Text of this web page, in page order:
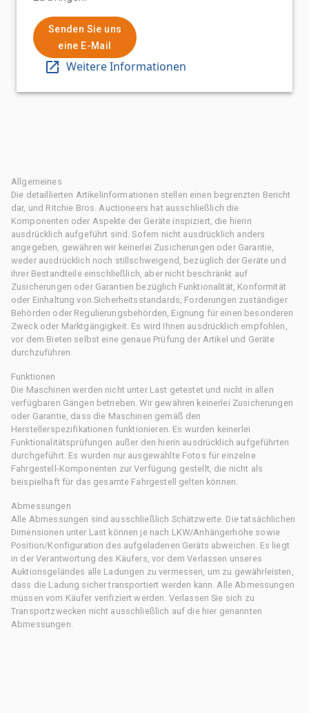
Senden Sie uns
eine E-Mail
Weitere Informationen
Allgemeines
Die detaillierten Artikelinformationen stellen einen begrenzten Bericht
dar, und Ritchie Bros. Auctioneers hat ausschließlich die
Komponenten oder Aspekte der Geräte inspiziert, die hierin
ausdrücklich aufgeführt sind. Sofern nicht ausdrücklich anders
angegeben, gewähren wir keinerlei Zusicherungen oder Garantie,
weder ausdrücklich noch stillschweigend, bezüglich der Geräte und
ihrer Bestandteile einschließlich, aber nicht beschränkt auf
Zusicherungen oder Garantien bezüglich Funktionalität, Konformität
oder Einhaltung von Sicherheitsstandards, Forderungen zuständiger
Behörden oder Regulierungsbehörden, Eignung für einen besonderen
Zweck oder Marktgängigkeit. Es wird Ihnen ausdrücklich empfohlen,
vor dem Bieten selbst eine genaue Prüfung der Artikel und Geräte
durchzuführen.
Funktionen
Die Maschinen werden nicht unter Last getestet und nicht in allen
verfügbaren Gängen betrieben. Wir gewähren keinerlei Zusicherungen
oder Garantie, dass die Maschinen gemäß den
Herstellerspezifikationen funktionieren. Es wurden keinerlei
Funktionalitätsprüfungen außer den hierin ausdrücklich aufgeführten
durchgeführt. Es wurden nur ausgewählte Fotos für einzelne
Fahrgestell-Komponenten zur Verfügung gestellt, die nicht als
beispielhaft für das gesamte Fahrgestell gelten können.
Abmessungen
Alle Abmessungen sind ausschließlich Schätzwerte. Die tatsächlichen
Dimensionen unter Last können je nach LKW/Anhängerhöhe sowie
Position/Konfiguration des aufgeladenen Geräts abweichen. Es liegt
in der Verantwortung des Käufers, vor dem Verlassen unseres
Auktionsgeländes alle Ladungen zu vermessen, um zu gewährleisten,
dass die Ladung sicher transportiert werden kann. Alle Abmessungen
müssen vom Käufer verifiziert werden. Verlassen Sie sich zu
Transportzwecken nicht ausschließlich auf die hier genannten
Abmessungen.